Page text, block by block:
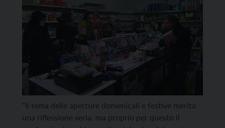
“Il tema delle aperture domenicali e festive merita
una riflessione seria, ma proprio per questo il